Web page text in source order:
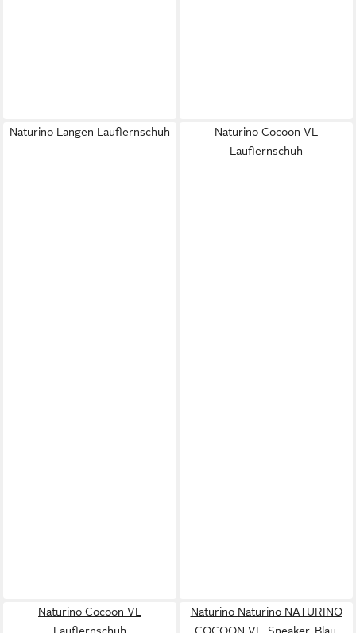
Naturino Langen Lauflernschuh
Naturino Cocoon VL
Lauflernschuh
Naturino Cocoon VL
Naturino Naturino NATURINO